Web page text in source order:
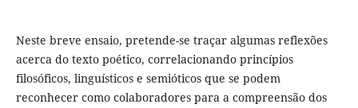
Neste breve ensaio, pretende-se traçar algumas reflexões
acerca do texto poético, correlacionando princípios
filosóficos, linguísticos e semióticos que se podem
reconhecer como colaboradores para a compreensão dos